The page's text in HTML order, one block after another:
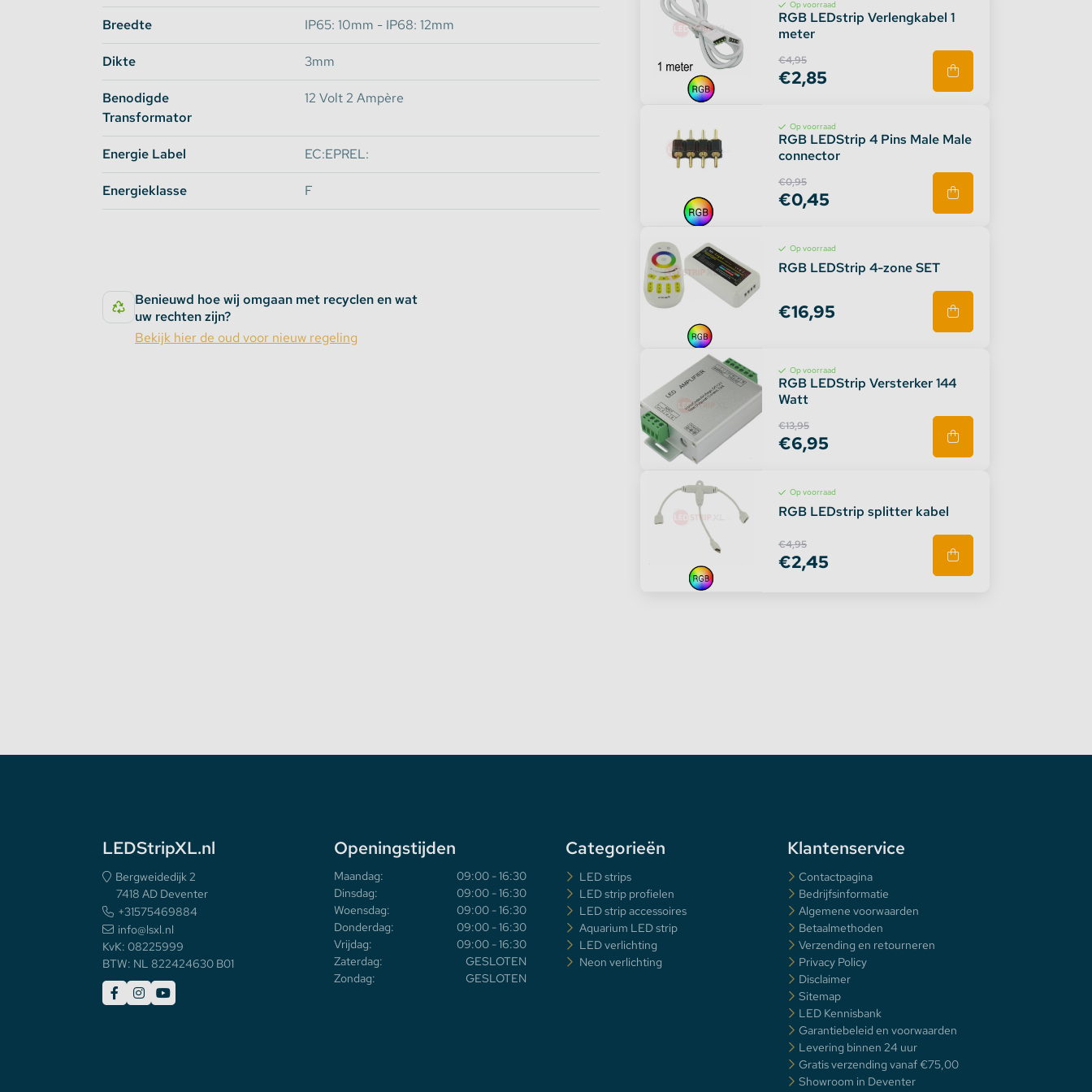
Opties voor bescherming:
IP65: Spatwaterdicht en stootbestendig. (Langdurig contact met vocht zorgt voor
defecten)
IP68: Volledig Waterdicht. (Deze LEDStrip kan bijvoorbeeld in zwembaden
gebruikt worden)
Let op:
Dezeledstrip RGB 1 Meter
is aan het begin van de strip én aan het eind van de strip
niet waterdicht.
Toepassingen:
Achter uw televisie
Breedte IP65: 10mm - IP68: 12mm
Dikte 3mm
Benodigde
Transformator
12 Volt 2 Ampère
Energie Label EC:EPREL:
Energieklasse F
Benieuwd hoe wij omgaan met recyclen en wat
uw rechten zijn?
Bekijk hier de oud voor nieuw regeling
Op voorraad
RGB LEDstrip Verlengkabel 1
meter
€4,95
€2,85
Op voorraad
RGB LEDStrip 4 Pins Male Male
connector
€0,95
€0,45
Op voorraad
RGB LEDStrip 4-zone SET
€16,95
Op voorraad
RGB LEDStrip Versterker 144
Watt
€13,95
€6,95
Op voorraad
RGB LEDstrip splitter kabel
€4,95
€2,45
LEDStripXL.nl
Bergweidedijk 2
7418 AD Deventer
+31575469884
info@lsxl.nl
KvK: 08225999
BTW: NL 822424630 B01
Openingstijden
Maandag:
09:00 - 16:30
Dinsdag:
09:00 - 16:30
Woensdag:
09:00 - 16:30
Donderdag:
09:00 - 16:30
Vrijdag:
09:00 - 16:30
Zaterdag:
GESLOTEN
Zondag:
GESLOTEN
Categorieën
LED strips
LED strip profielen
LED strip accessoires
Aquarium LED strip
LED verlichting
Neon verlichting
Klantenservice
Contactpagina
Bedrijfsinformatie
Algemene voorwaarden
Betaalmethoden
Verzending en retourneren
Privacy Policy
Disclaimer
Sitemap
LED Kennisbank
Garantiebeleid en voorwaarden
Levering binnen 24 uur
Gratis verzending vanaf €75,00
Showroom in Deventer